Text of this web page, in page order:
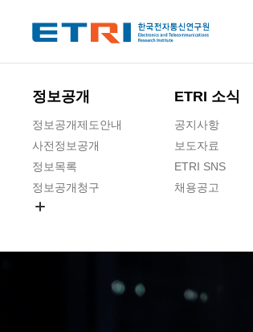
정보공개
정보공개제도안내
사전정보공개
정보목록
정보공개청구
ETRI 소식
공지사항
보도자료
ETRI SNS
채용공고